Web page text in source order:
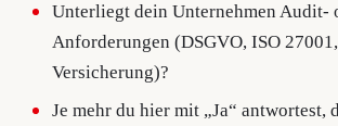
Unterliegt dein Unternehmen Audit-
Anforderungen (DSGVO, ISO
Versicherung)?
Je mehr du hier mit „Ja“ antwortest,